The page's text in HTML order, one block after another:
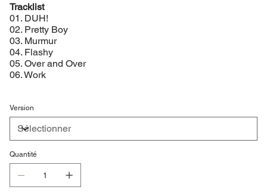
Tracklist
01. DUH!
02. Pretty Boy
03. Murmur
04. Flashy
05. Over and Over
06. Work
Version
Quantité